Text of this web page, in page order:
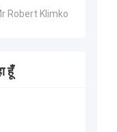
Robert Klimko
हूँ